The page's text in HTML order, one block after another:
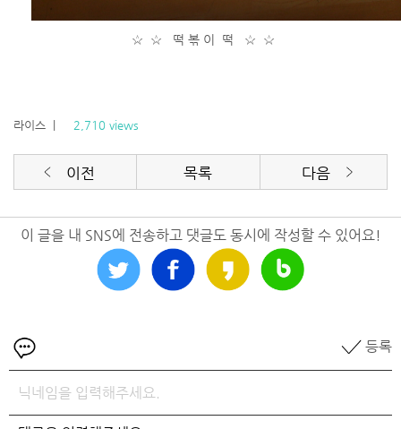
☆ ☆ 떡 볶 이 떡 ☆ ☆
라이스 2,710 views
이전 목록 다음
이 글을 내 SNS에 전송하고 댓글도 동시에 작성할 수 있어요!
등록